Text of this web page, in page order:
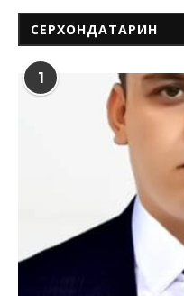
СЕРХОНДАТАРИН
1